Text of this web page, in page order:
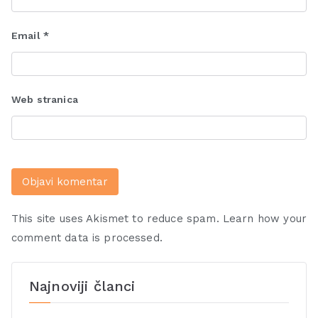
Email *
Web stranica
This site uses Akismet to reduce spam. Learn how your
comment data is processed.
Najnoviji članci